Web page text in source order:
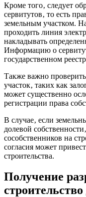
Кроме того‚ следует
сервитутов‚ то есть
земельным участком.
проходить линия
накладывать
Информацию о
государственном
Также важно
участок‚ таких как
может существенно
регистрации права
В случае‚ если
долевой
сособственников на
согласия может
строительства.
Получение